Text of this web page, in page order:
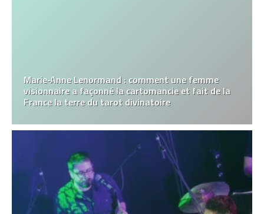
Marie‑Anne Lenormand : comment une femme
visionnaire a façonné la cartomancie et fait de la
France la terre du tarot divinatoire